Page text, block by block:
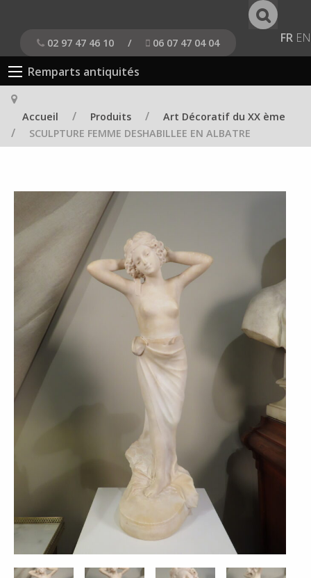
02 97 47 46 10 / 06 07 47 04 04 FR EN
Remparts antiquités
Accueil / Produits / Art Décoratif du XX ème
/ SCULPTURE FEMME DESHABILLEE EN ALBATRE